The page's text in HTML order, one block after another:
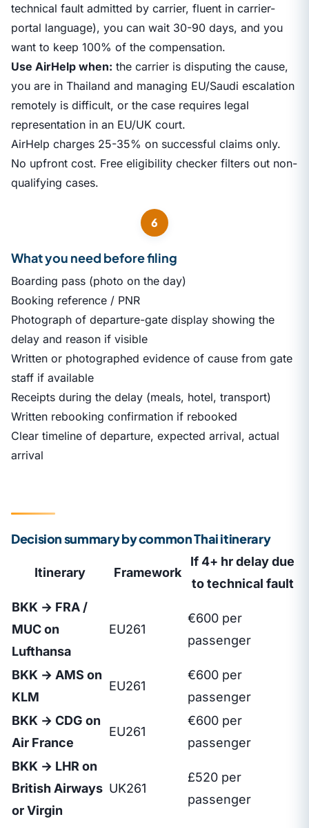
technical fault admitted by carrier, fluent in carrier-
portal language), you can wait 30-90 days, and you
want to keep 100% of the compensation.
Use AirHelp when: the carrier is disputing the cause,
you are in Thailand and managing EU/Saudi escalation
remotely is difficult, or the case requires legal
representation in an EU/UK court.
AirHelp charges 25-35% on successful claims only.
No upfront cost. Free eligibility checker filters out non-
qualifying cases.
6
What you need before filing
Boarding pass (photo on the day)
Booking reference / PNR
Photograph of departure-gate display showing the
delay and reason if visible
Written or photographed evidence of cause from gate
staff if available
Receipts during the delay (meals, hotel, transport)
Written rebooking confirmation if rebooked
Clear timeline of departure, expected arrival, actual
arrival
Decision summary by common Thai itinerary
Itinerary Framework
If 4+ hr delay due
to technical fault
BKK → FRA /
MUC on
Lufthansa
EU261
€600 per
passenger
BKK → AMS on
KLM
EU261
€600 per
passenger
BKK → CDG on
Air France
EU261
€600 per
passenger
BKK → LHR on
British Airways
or Virgin
UK261
£520 per
passenger